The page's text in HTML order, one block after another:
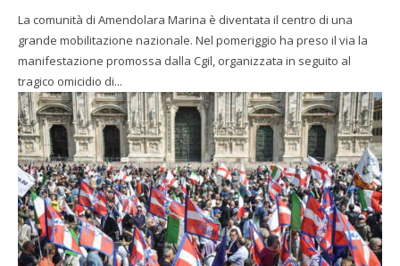
La comunità di Amendolara Marina è diventata il centro di una
grande mobilitazione nazionale. Nel pomeriggio ha preso il via la
manifestazione promossa dalla Cgil, organizzata in seguito al
tragico omicidio di...